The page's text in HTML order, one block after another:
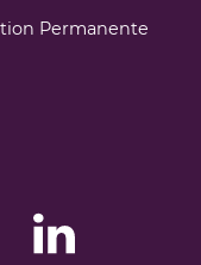
Permanente